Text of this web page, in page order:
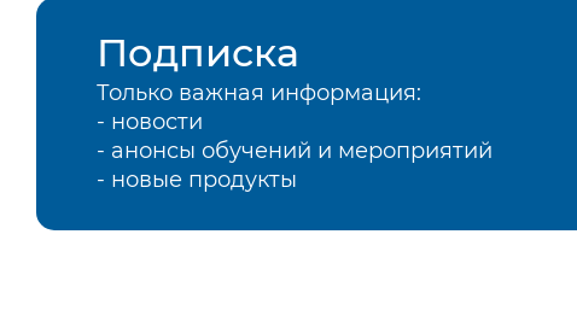
Подписка
Только важная информация:
- новости
- анонсы обучений и мероприятий
- новые продукты